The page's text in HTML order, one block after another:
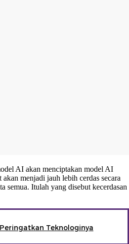
AI akan menciptakan model AI
menjadi jauh lebih cerdas secara
semua. Itulah yang disebut kecerdasan
Teknologinya